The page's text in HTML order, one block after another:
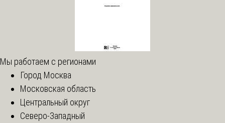
Мы работаем с регионами
Город Москва
Московская область
Центральный округ
Северо-Западный